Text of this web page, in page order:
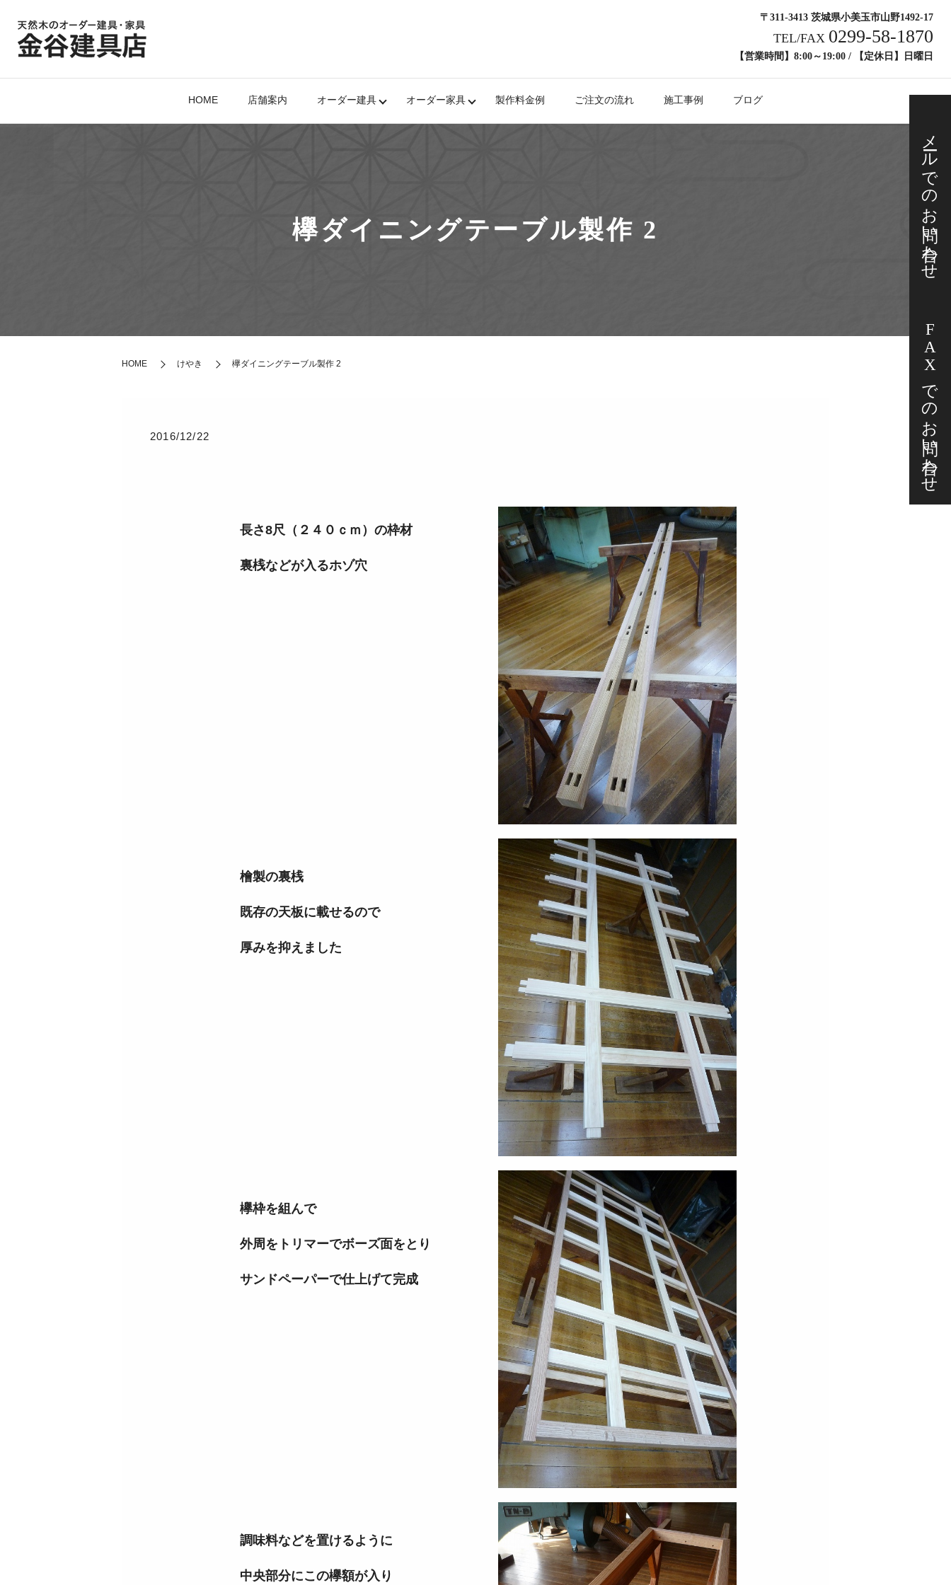
〒311-3413 茨城県小美玉市山野1492-17
TEL/FAX 0299-58-1870
【営業時間】8:00～19:00 / 【定休日】日曜日
HOME 店舗案内 オーダー建具 オーダー家具 製作料金例 ご注文の流れ 施工事例 ブログ
欅ダイニングテーブル製作 2
HOME けやき 欅ダイニングテーブル製作 2
2016/12/22
長さ8尺（２４０ｃｍ）の枠材
裏桟などが入るホゾ穴
檜製の裏桟
既存の天板に載せるので
厚みを抑えました
欅枠を組んで
外周をトリマーでボーズ面をとり
サンドペーパーで仕上げて完成
調味料などを置けるように
中央部分にこの欅額が入り
メールでの
お問い合わせ
FAXでの
お問い合わせ